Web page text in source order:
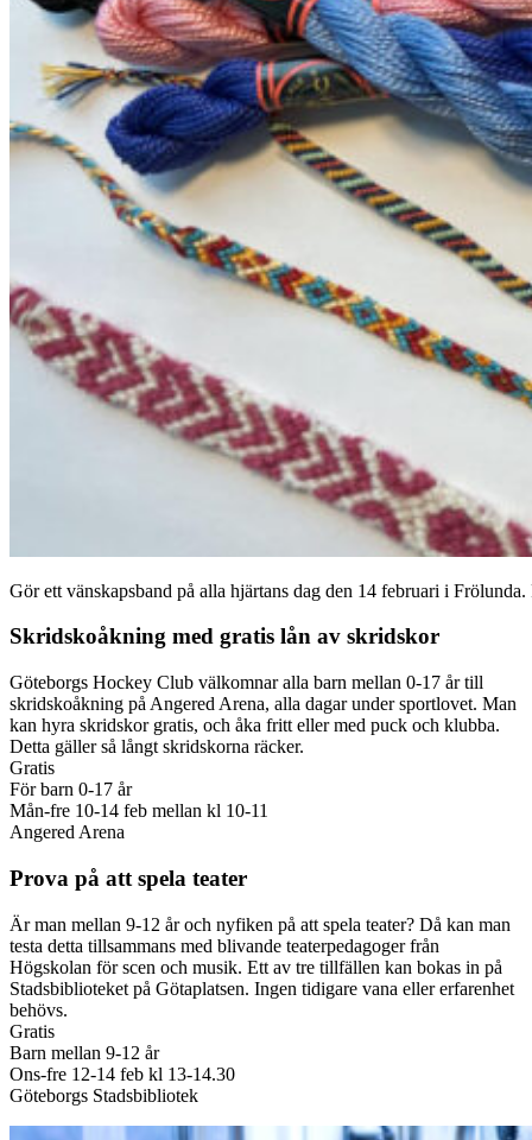
Gör ett vänskapsband på alla hjärtans dag den 14 februari i
Skridskoåkning med gratis lån av skridskor
Göteborgs Hockey Club välkomnar alla barn mellan 0-17 år till
skridskoåkning på Angered Arena, alla dagar under sportlovet. Man
kan hyra skridskor gratis, och åka fritt eller med puck och klubba.
Detta gäller så långt skridskorna räcker.
Gratis
För barn 0-17 år
Mån-fre 10-14 feb mellan kl 10-11
Angered Arena
Prova på att spela teater
Är man mellan 9-12 år och nyfiken på att spela teater? Då kan man
testa detta tillsammans med blivande teaterpedagoger från
Högskolan för scen och musik. Ett av tre tillfällen kan bokas in på
Stadsbiblioteket på Götaplatsen. Ingen tidigare vana eller erfarenhet
behövs.
Gratis
Barn mellan 9-12 år
Ons-fre 12-14 feb kl 13-14.30
Göteborgs Stadsbibliotek